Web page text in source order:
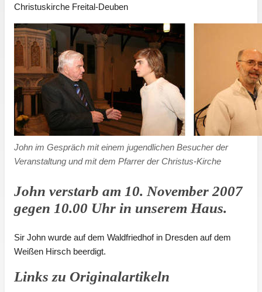
Christuskirche Freital-Deuben
John im Gespräch mit einem jugendlichen Besucher der
Veranstaltung und mit dem Pfarrer der Christus-Kirche
John verstarb am 10. November 2007
gegen 10.00 Uhr in unserem Haus.
Sir John wurde auf dem Waldfriedhof in Dresden auf dem
Weißen Hirsch beerdigt.
Links zu Originalartikeln